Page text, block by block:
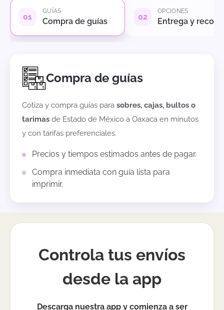
GUÍAS
Compra de guías
OPCIONES
Entrega y
Compra de guías
Cotiza y compra guías para sobres, cajas, bultos o
tarimas de Estado de México a Oaxaca en minutos
y con tarifas preferenciales.
Precios y tiempos estimados antes de pagar.
Compra inmediata con guía lista para
imprimir.
Controla tus envíos
desde la app
Descarga nuestra app y comienza a ser